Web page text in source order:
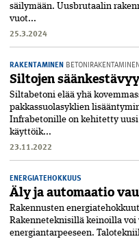
säilymään. Uusbrutaalin
vuot...
25.3.2024
RAKENTAMINEN BETONIRAKENTAMINEN
Siltojen
Siltabetoni elää yhä
pakkas­suolasyklien
Infrabetonille on kehitetty
käyttöik...
23.11.2022
ENERGIATEHOKKUUS
Äly ja automaatio
Rakennusten
Rakenneteknisillä keinoilla
energiantarpeeseen.